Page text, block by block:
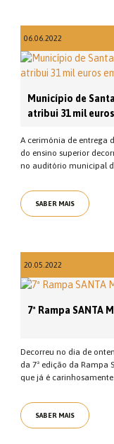
06.06.2022
Município de
atribui 31 mil
A cerimónia de entrega
do ensino superior
no auditório municipal
SABER MAIS
20.05.2022
7ª Rampa SANTA
Decorreu no dia de
da 7ª edição da Rampa
que já é
SABER MAIS